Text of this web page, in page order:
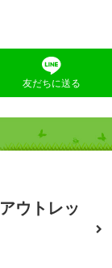
友だちに送る
ウトレッ